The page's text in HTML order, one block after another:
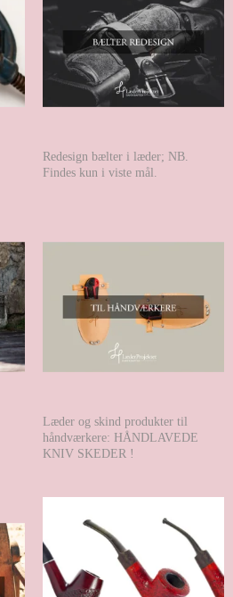
Redesign bælter i læder; NB.
Findes kun i viste mål.
Læder og skind produkter til
håndværkere: HÅNDLAVEDE
KNIV SKEDER !